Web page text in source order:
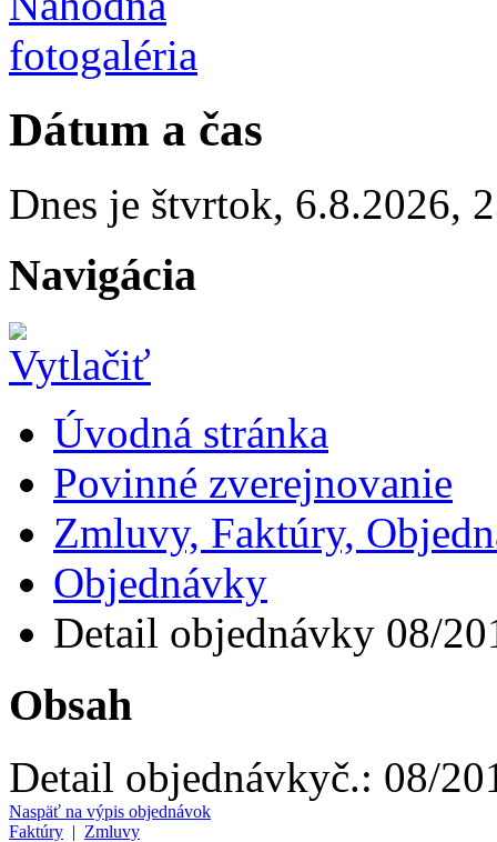
Dátum a čas
Dnes je štvrtok, 6.8.2026,
Navigácia
Úvodná stránka
Povinné zverejnovanie
Zmluvy, Faktúry,
Objednávky
Detail objednávky 08/
Obsah
Detail objednávkyč.: 08/
Naspäť na výpis objednávok
Faktúry | Zmluvy